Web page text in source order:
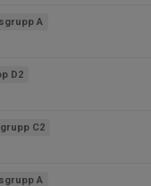
A
D2
C2
A